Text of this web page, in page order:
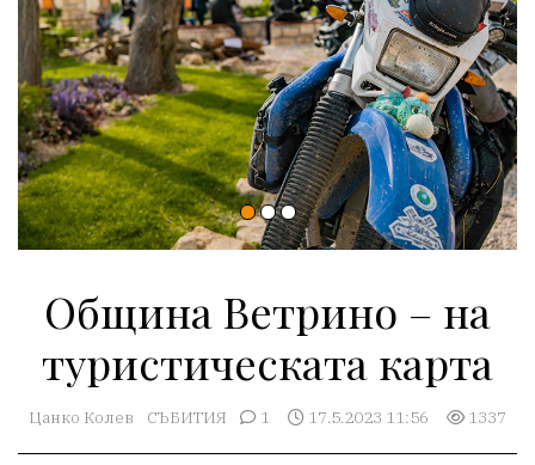
Община Ветрино – на
туристическата карта
Цанко Колев СЪБИТИЯ 1 17.5.2023 11:56 1337